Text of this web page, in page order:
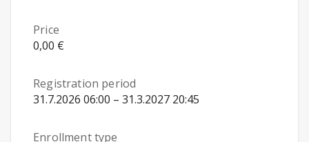
Price
0,00 €
Registration period
31.7.2026 06:00 – 31.3.2027 20:45
Enrollment type